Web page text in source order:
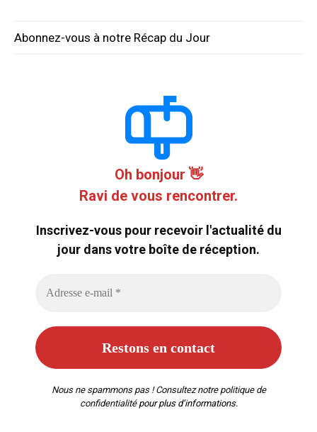
Abonnez-vous à notre Récap du Jour
Oh bonjour 👋
Ravi de vous rencontrer.
Inscrivez-vous pour recevoir l'actualité du
jour dans votre boîte de réception.
Nous ne spammons pas ! Consultez notre politique de
confidentialitépour plus d’informations.